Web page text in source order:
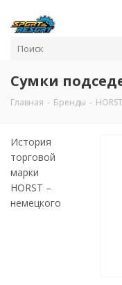
Сумки
Главная - Бренды - HORST
История
торговой
марки
HORST –
немецкого